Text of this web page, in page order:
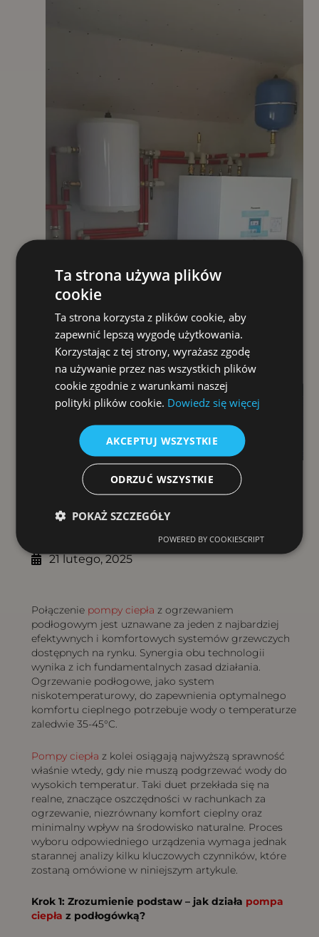
Spis treści
21 lutego, 2025
Połączenie pompy ciepła z ogrzewaniem
podłogowym jest uznawane za jeden z najbardziej
efektywnych i komfortowych systemów grzewczych
dostępnych na rynku. Synergia obu technologii
wynika z ich fundamentalnych zasad działania.
Ogrzewanie podłogowe, jako system
niskotemperaturowy, do zapewnienia optymalnego
komfortu cieplnego potrzebuje wody o temperaturze
zaledwie 35-45°C.
Pompy ciepła z kolei osiągają najwyższą sprawność
właśnie wtedy, gdy nie muszą podgrzewać wody do
wysokich temperatur. Taki duet przekłada się na
realne, znaczące oszczędności w rachunkach za
ogrzewanie, niezrównany komfort cieplny oraz
minimalny wpływ na środowisko naturalne. Proces
wyboru odpowiedniego urządzenia wymaga jednak
starannej analizy kilku kluczowych czynników, które
zostaną omówione w niniejszym artykule.
Krok 1: Zrozumienie podstaw – jak działa pompa
ciepła z podłogówką?
Ta strona używa plików
cookie
Ta strona korzysta z plików cookie, aby
zapewnić lepszą wygodę użytkowania.
Korzystając z tej strony, wyrażasz zgodę
na używanie przez nas wszystkich plików
cookie zgodnie z warunkami naszej
polityki plików cookie. Dowiedz się więcej
AKCEPTUJ WSZYSTKIE
ODRZUĆ WSZYSTKIE
POKAŻ SZCZEGÓŁY
POWERED BY COOKIESCRIPT